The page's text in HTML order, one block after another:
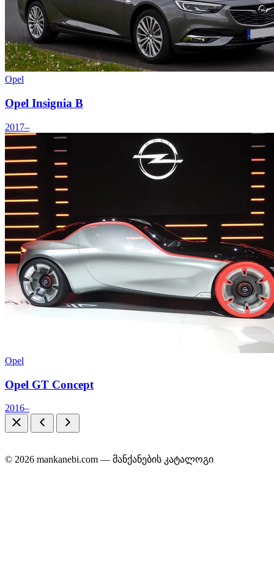
Opel
Opel Insignia B
2017–
Opel
Opel GT Concept
2016–
© 2026 mankanebi.com — მანქანების კატალოგი